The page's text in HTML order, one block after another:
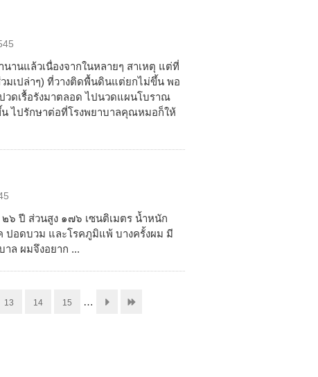
านแล้วเนื่องจากในหลายๆ สาเหตุ แต่ที่
มเปล่าๆ) ที่วางติดพื้นดินแต่ยกไม่ขึ้น พอ
วดเรื้อรังมาตลอด ไปนวดแผนโบราณ
ไปรักษาต่อที่โรงพยาบาลคุณหมอก็ให้
๖ ปี ส่วนสูง ๑๗๖ เซนติเมตร น้ำหนัก
ปอดบวม และโรคภูมิแพ้ บางครั้งผม มี
าล ผมจึงอยาก ...
13 14 15 …